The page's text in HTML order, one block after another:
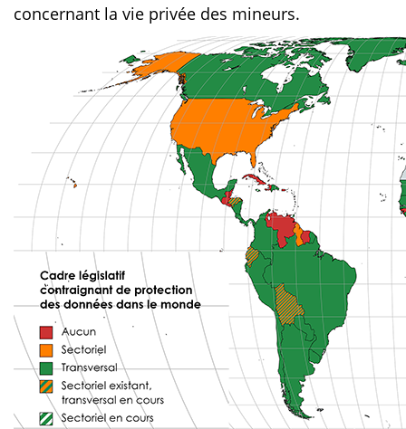
concernant la vie privée des mineurs.